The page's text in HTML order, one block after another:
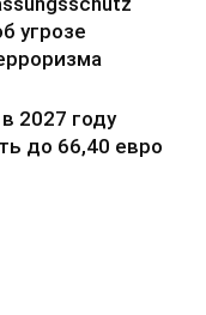
угрозе
2027 году
до 66,40 евро